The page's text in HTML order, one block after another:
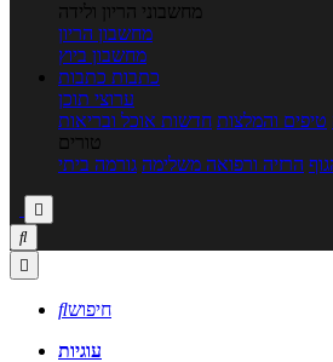
מחשבוני הריון ולידה
מחשבון הריון
מחשבון ביוץ
כתבות כתבות
ערוצי תוכן
טיפים והמלצות חדשות אוכל ובריאות
טורים
הרזיה ורפואה משלימה גורמה ביתי



חיפוש
עוגיות